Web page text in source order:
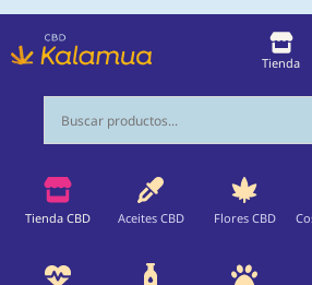
Tienda
Tienda CBD Aceites CBD Flores CBD